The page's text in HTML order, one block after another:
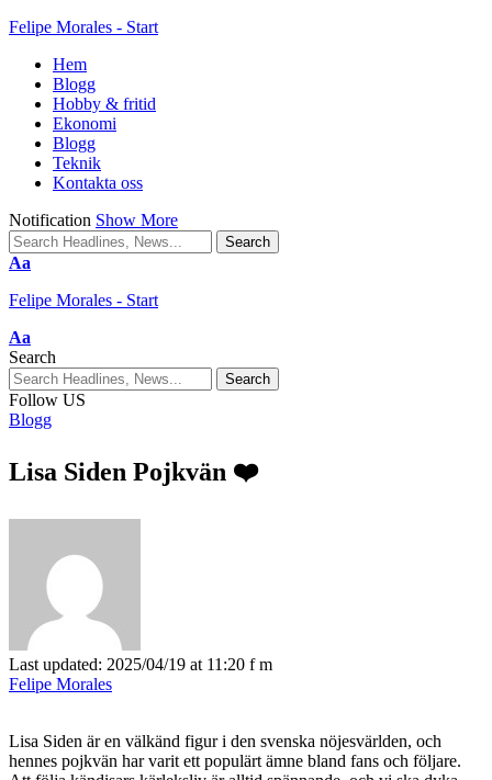
Felipe Morales - Start
Hem
Blogg
Hobby & fritid
Ekonomi
Blogg
Teknik
Kontakta oss
Notification Show More
Aa
Felipe Morales - Start
Aa
Search
Follow US
Blogg
Lisa Siden Pojkvän ❤️
Last updated: 2025/04/19 at 11:20 f m
Felipe Morales
Lisa Siden är en välkänd figur i den svenska nöjesvärlden, och
hennes pojkvän har varit ett populärt ämne bland fans och följare.